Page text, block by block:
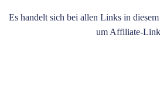
Es handelt sich bei allen Links in
um Affiliate-